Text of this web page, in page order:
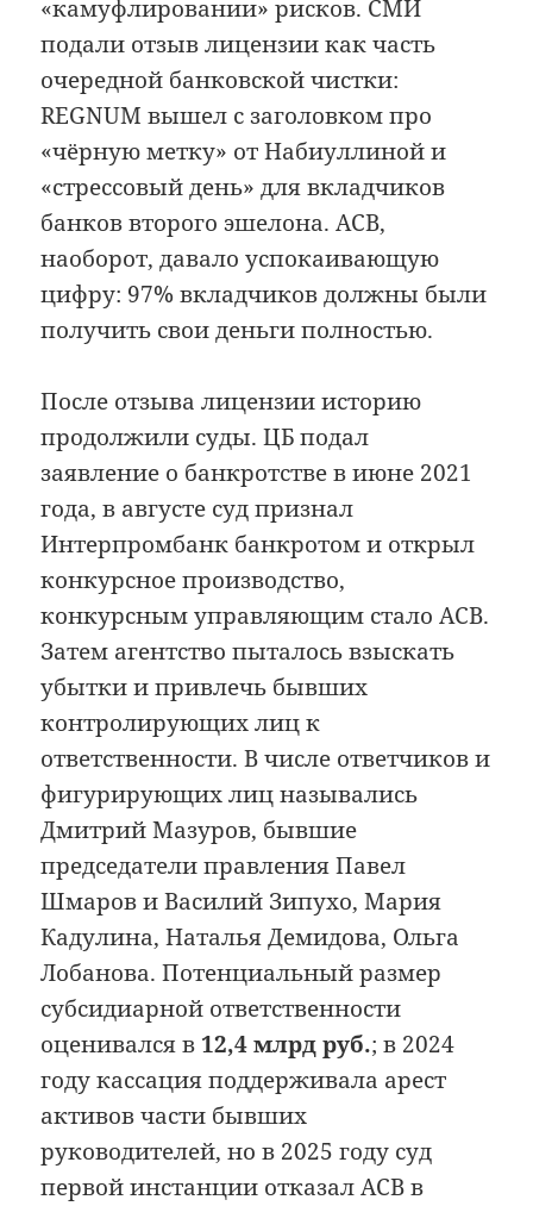
«камуфлировании» рисков. СМИ
подали отзыв лицензии как часть
очередной банковской чистки:
REGNUM вышел с заголовком про
«чёрную метку» от Набиуллиной и
«стрессовый день» для вкладчиков
банков второго эшелона. АСВ,
наоборот, давало успокаивающую
цифру: 97% вкладчиков должны были
получить свои деньги полностью.
После отзыва лицензии историю
продолжили суды. ЦБ подал
заявление о банкротстве в июне 2021
года, в августе суд признал
Интерпромбанк банкротом и открыл
конкурсное производство,
конкурсным управляющим стало АСВ.
Затем агентство пыталось взыскать
убытки и привлечь бывших
контролирующих лиц к
ответственности. В числе ответчиков и
фигурирующих лиц назывались
Дмитрий Мазуров, бывшие
председатели правления Павел
Шмаров и Василий Зипухо, Мария
Кадулина, Наталья Демидова, Ольга
Лобанова. Потенциальный размер
субсидиарной ответственности
оценивался в 12,4 млрд руб.; в 2024
году кассация поддерживала арест
активов части бывших
руководителей, но в 2025 году суд
первой инстанции отказал АСВ в